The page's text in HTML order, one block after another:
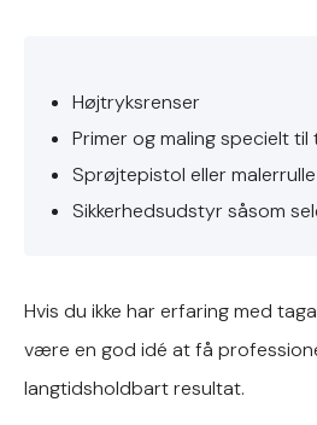
Højtryksrenser
Primer og maling specielt til
Sprøjtepistol eller malerrulle
Sikkerhedsudstyr såsom
Hvis du ikke har erfaring med
være en god idé at få
langtidsholdbart resultat.